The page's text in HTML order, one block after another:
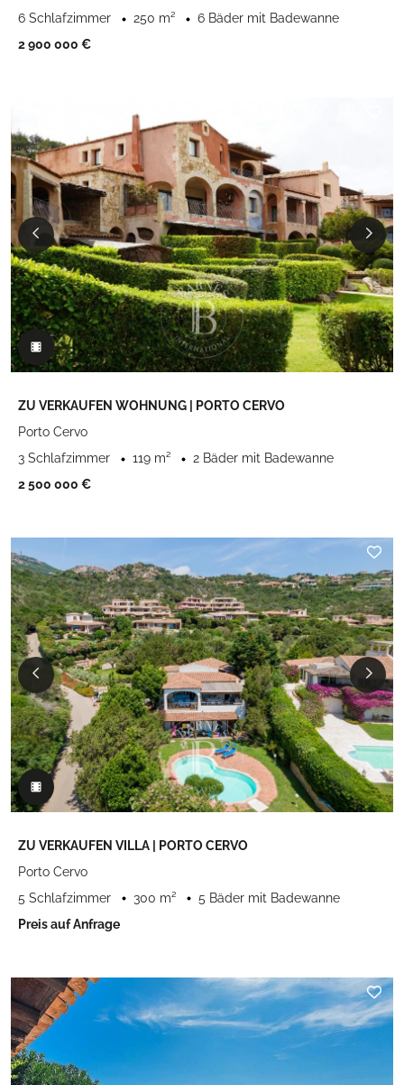
6 Schlafzimmer 250 m²
6 Bäder mit Badewanne
2 900 000 €
ZU VERKAUFEN WOHNUNG | PORTO CERVO
Porto Cervo
3 Schlafzimmer
119 m²
2 Bäder mit Badewanne
2 500 000 €
ZU VERKAUFEN VILLA | PORTO CERVO
Porto Cervo
5 Schlafzimmer
300 m²
5 Bäder mit Badewanne
Preis auf Anfrage